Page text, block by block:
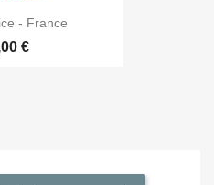
- France
€